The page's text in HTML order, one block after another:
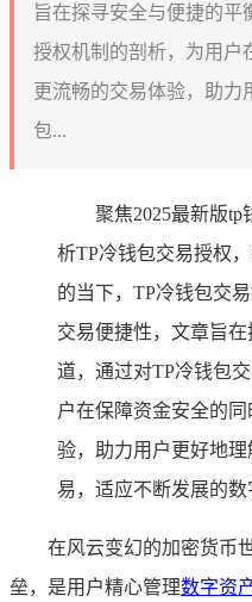
旨在探寻安全与便捷的平
授权机制的剖析，为用户
更流畅的交易体验，助力
包...
聚焦2025最新版
析TP冷钱包交易授权
的当下，TP冷钱包交
交易便捷性，文章旨
道，通过对TP冷钱包
户在保障资金安全的
验，助力用户更好地
易，适应不断发展的数
在风云变幻的加密货币
垒，是用户精心管理数字资